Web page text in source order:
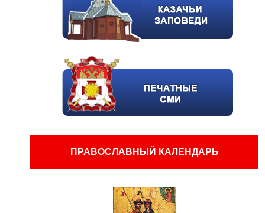
ПРАВОСЛАВНЫЙ КАЛЕНДАРЬ